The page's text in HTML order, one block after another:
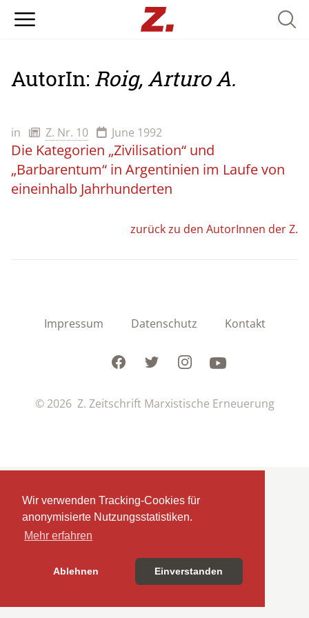
Wir verwenden Tracking-Cookies für
anonymisierte Nutzungsstatistiken.
Mehr erfahren
Ablehnen Einverstanden
AutorIn: Roig, Arturo A.
in Z. Nr. 10 June 1992
Die Kategorien „Zivilisation“ und
„Barbarentum“ in Argentinien im Laufe von
eineinhalb Jahrhunderten
zurück zu den AutorInnen der Z.
Impressum Datenschutz Kontakt
FacebookTwitterInstagramYoutube
© 2026 Z. Zeitschrift Marxistische Erneuerung